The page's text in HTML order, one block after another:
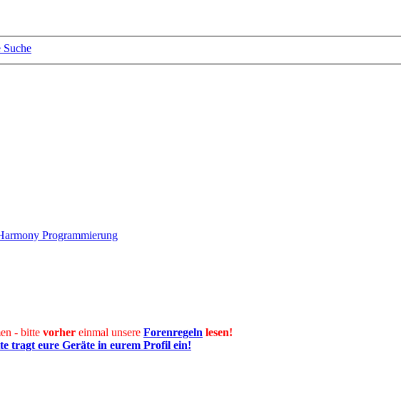
Suche
Programmierung
- bitte vorher einmal unsere Forenregeln lesen!
tragt eure Geräte in eurem Profil ein!